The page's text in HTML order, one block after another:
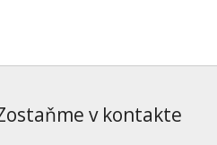
v kontakte